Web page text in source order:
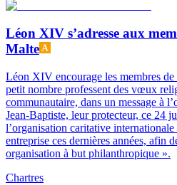
Léon XIV s’adresse aux
Malte
Léon XIV encourage les membres
petit nombre professent des vœux
communautaire, dans un message à
Jean-Baptiste, leur protecteur, ce 24
l’organisation caritative
entreprise ces dernières années, afin
organisation à but philanthropique ».
Chartres